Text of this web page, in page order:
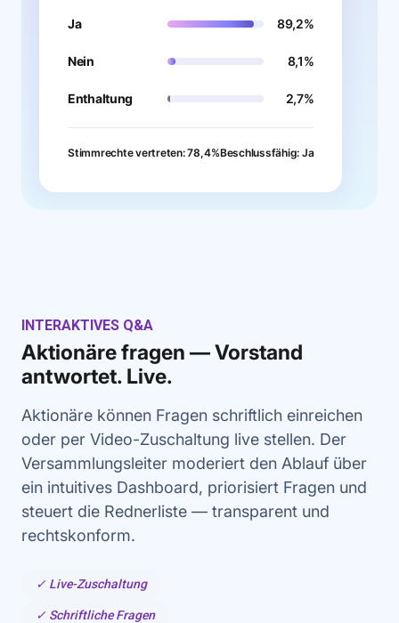
Ja 89,2%
Nein 8,1%
Enthaltung 2,7%
Stimmrechte vertreten: 78,4%Beschlussfähig: Ja
INTERAKTIVES Q&A
Aktionäre fragen — Vorstand
antwortet. Live.
Aktionäre können Fragen schriftlich einreichen
oder per Video-Zuschaltung live stellen. Der
Versammlungsleiter moderiert den Ablauf über
ein intuitives Dashboard, priorisiert Fragen und
steuert die Rednerliste — transparent und
rechtskonform.
✓ Live-Zuschaltung
✓ Schriftliche Fragen